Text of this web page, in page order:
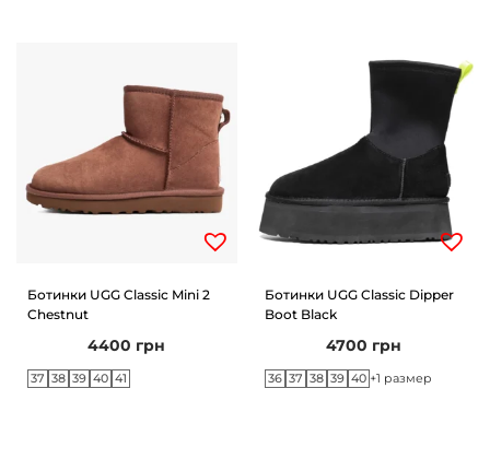
Ботинки UGG Classic Mini 2
Chestnut
4400 грн
37 38 39 40 41
Ботинки UGG Classic Dipper
Boot Black
4700 грн
36 37 38 39 40 +1 размер